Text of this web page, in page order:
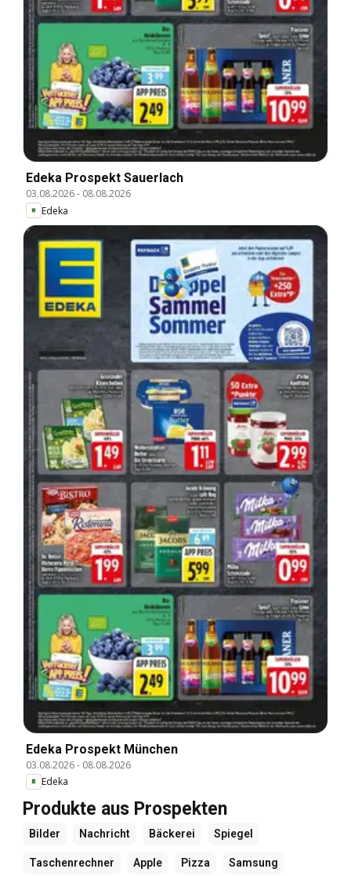
Edeka Prospekt Sauerlach
03.08.2026- 08.08.2026
Edeka
Edeka Prospekt München
03.08.2026- 08.08.2026
Edeka
Produkte aus Prospekten
Bilder Nachricht Bäckerei Spiegel
Taschenrechner Apple Pizza Samsung